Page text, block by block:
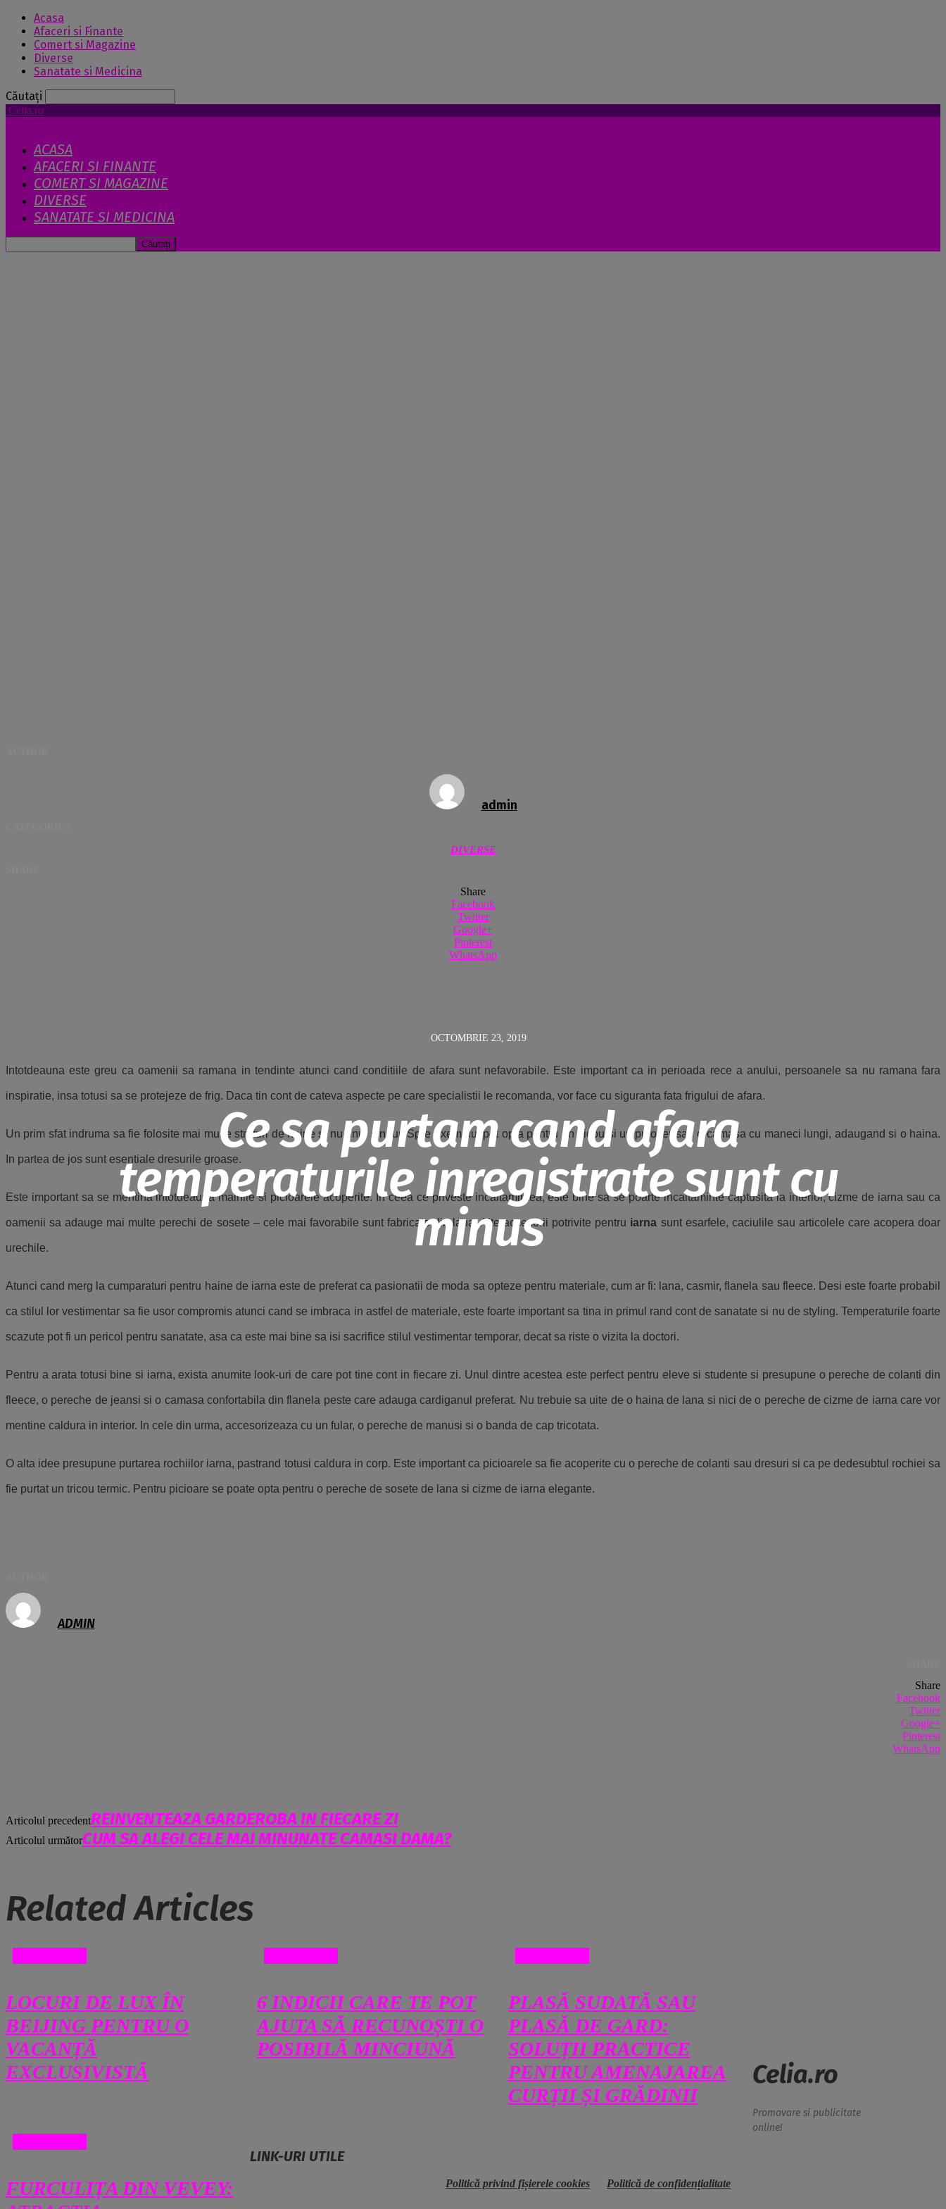
Acasa
Afaceri si Finante
Comert si Magazine
Diverse
Sanatate si Medicina
Căutați
Celia.ro
ACASA
AFACERI SI FINANTE
COMERT SI MAGAZINE
DIVERSE
SANATATE SI MEDICINA
OCTOMBRIE 23, 2019
Ce sa purtam cand afara
temperaturile inregistrate sunt cu
minus
admin
DIVERSE
Share
Facebook
Twitter
Google+
Pinterest
WhatsApp
Intotdeauna este greu ca oamenii sa ramana in tendinte atunci cand conditiile de afara sunt nefavorabile. Este important ca in perioada rece a anului, persoanele sa nu ramana fara
inspiratie, insa totusi sa se protejeze de frig. Daca tin cont de cateva aspecte pe care specialistii le recomanda, vor face cu siguranta fata frigului de afara.
Un prim sfat indruma sa fie folosite mai multe straturi de haine si nu unul singur. Spre exemplu, pot opta pentru un tricou si un pulover sau o camasa cu maneci lungi, adaugand si o haina.
In partea de jos sunt esentiale dresurile groase.
Este important sa se mentina intotdeauna mainile si picioarele acoperite. In ceea ce priveste incaltamintea, este bine sa se poarte incaltaminte captusita la interior, cizme de iarna sau ca
oamenii sa adauge mai multe perechi de sosete – cele mai favorabile sunt fabricate din lana. Alte accesorii potrivite pentru iarna sunt esarfele, caciulile sau articolele care acopera doar
urechile.
Atunci cand merg la cumparaturi pentru haine de iarna este de preferat ca pasionatii de moda sa opteze pentru materiale, cum ar fi: lana, casmir, flanela sau fleece. Desi este foarte probabil
ca stilul lor vestimentar sa fie usor compromis atunci cand se imbraca in astfel de materiale, este foarte important sa tina in primul rand cont de sanatate si nu de styling. Temperaturile foarte
scazute pot fi un pericol pentru sanatate, asa ca este mai bine sa isi sacrifice stilul vestimentar temporar, decat sa riste o vizita la doctori.
Pentru a arata totusi bine si iarna, exista anumite look-uri de care pot tine cont in fiecare zi. Unul dintre acestea este perfect pentru eleve si studente si presupune o pereche de colanti din
fleece, o pereche de jeansi si o camasa confortabila din flanela peste care adauga cardiganul preferat. Nu trebuie sa uite de o haina de lana si nici de o pereche de cizme de iarna care vor
mentine caldura in interior. In cele din urma, accesorizeaza cu un fular, o pereche de manusi si o banda de cap tricotata.
O alta idee presupune purtarea rochiilor iarna, pastrand totusi caldura in corp. Este important ca picioarele sa fie acoperite cu o pereche de colanti sau dresuri si ca pe dedesubtul rochiei sa
fie purtat un tricou termic. Pentru picioare se poate opta pentru o pereche de sosete de lana si cizme de iarna elegante.
ADMIN
Share
Facebook
Twitter
Google+
Pinterest
WhatsApp
Articolul precedentREINVENTEAZA GARDEROBA IN FIECARE ZI
Articolul următorCUM SA ALEGI CELE MAI MINUNATE CAMASI DAMA?
Related Articles
LOCURI DE LUX ÎN
BEIJING PENTRU O
VACANȚĂ
EXCLUSIVISTĂ
6 INDICII CARE TE POT
AJUTA SĂ RECUNOȘTI O
POSIBILĂ MINCIUNĂ
PLASĂ SUDATĂ SAU
PLASĂ DE GARD:
SOLUȚII PRACTICE
PENTRU AMENAJAREA
CURȚII ȘI GRĂDINII
FURCULIȚA DIN VEVEY:
Celia.ro
Promovare si publicitate
online!
LINK-URI UTILE
Politică privind fișierele cookies Politică de confidențialitate